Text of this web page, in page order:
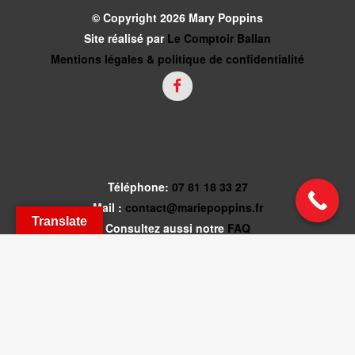
© Copyright 2026 Mary Poppins
Site réalisé par Le Comptoir Ballan
Mentions légales & politique de confidentialité
Téléphone: 07 81 18 33 27
Mail : contact@mariepoppins.fr
Consultez aussi notre FAQ
Translate